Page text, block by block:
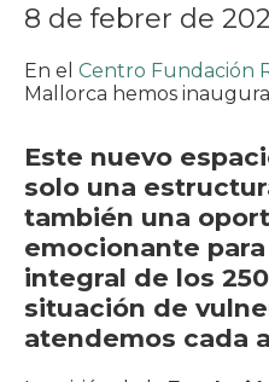
8 de febrer de
En el Centro Fundación
Mallorca hemos
Este nuevo
solo una
también una
emocionante
integral de los
situación de
atendemos cada